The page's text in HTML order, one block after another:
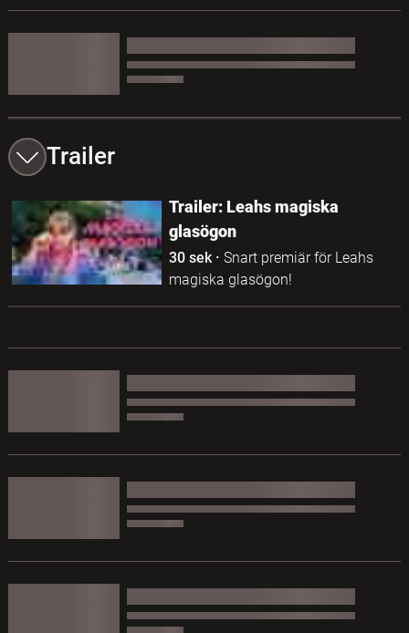
Trailer
Trailer: Leahs magiska
glasögon
30 sek· Snart premiär för Leahs
magiska glasögon!